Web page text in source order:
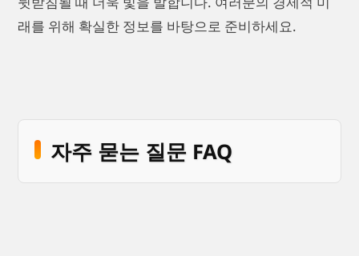
래를 위해 확실한 정보를 바탕으로 준비하세요.
자주 묻는 질문 FAQ